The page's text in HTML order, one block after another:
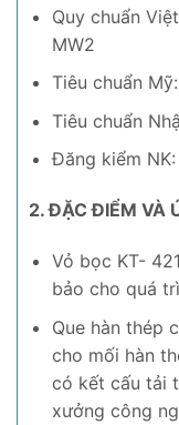
Quy chuẩn
MW2
Tiêu chuẩn
Tiêu chuẩn
Đăng kiểm NK:
2. ĐẶC ĐIỂM VÀ
Vỏ bọc KT-
bảo cho quá
Que hàn thép
cho mối hàn
có kết cấu tải
xưởng công